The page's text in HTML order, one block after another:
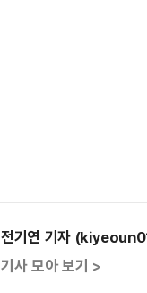
전기연 기자
기사 모아 보기 >